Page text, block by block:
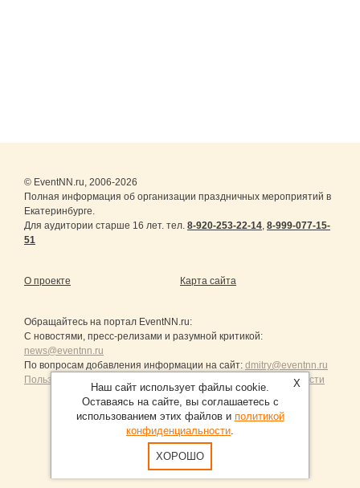
© EventNN.ru, 2006-2026
Полная информация об организации праздничных мероприятий в
Екатеринбурге.
Для аудитории старше 16 лет. тел. 8-920-253-22-14, 8-999-077-15-
51
О проекте Карта сайта
Обращайтесь на портал EventNN.ru:
С новостями, пресс-релизами и разумной критикой:
news@eventnn.ru
По вопросам добавления информации на сайт: dmitry@eventnn.ru
Пользовательское Соглашение и политика конфиденциальности
Продвижение сайтов Санкт-Петербург
X
Наш сайт использует файлы cookie.
Оставаясь на сайте, вы соглашаетесь с
использованием этих файлов и политикой
конфиденциальности.
ХОРОШО